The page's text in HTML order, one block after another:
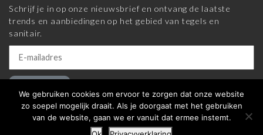
Schrijf je in op onze nieuwsbrief en ontvang de laatste
trends en aanbiedingen op het gebied van tegels en
sanitair.
© 2026 Meijer Tegels & Sanitair |Algemene voorwaarden
We gebruiken cookies om ervoor te zorgen dat onze website
zo soepel mogelijk draait. Als je doorgaat met het gebruiken
van de website, gaan we er vanuit dat ermee instemt.